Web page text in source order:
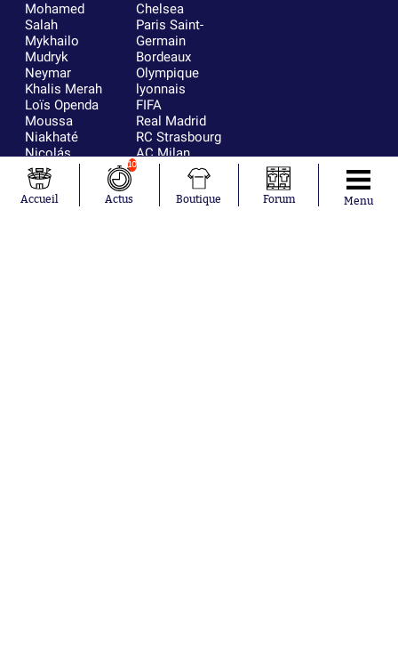
Mohamed
Salah
Mykhailo
Mudryk
Neymar
Khalis Merah
Loïs Openda
Moussa
Niakhaté
Nicolás
Tagliafico
Pavel Šulc
Josh Maja
Chelsea
Paris Saint-
Germain
Bordeaux
Olympique
lyonnais
FIFA
Real Madrid
RC Strasbourg
AC Milan
France
Accueil
10
Actus Boutique Forum Menu